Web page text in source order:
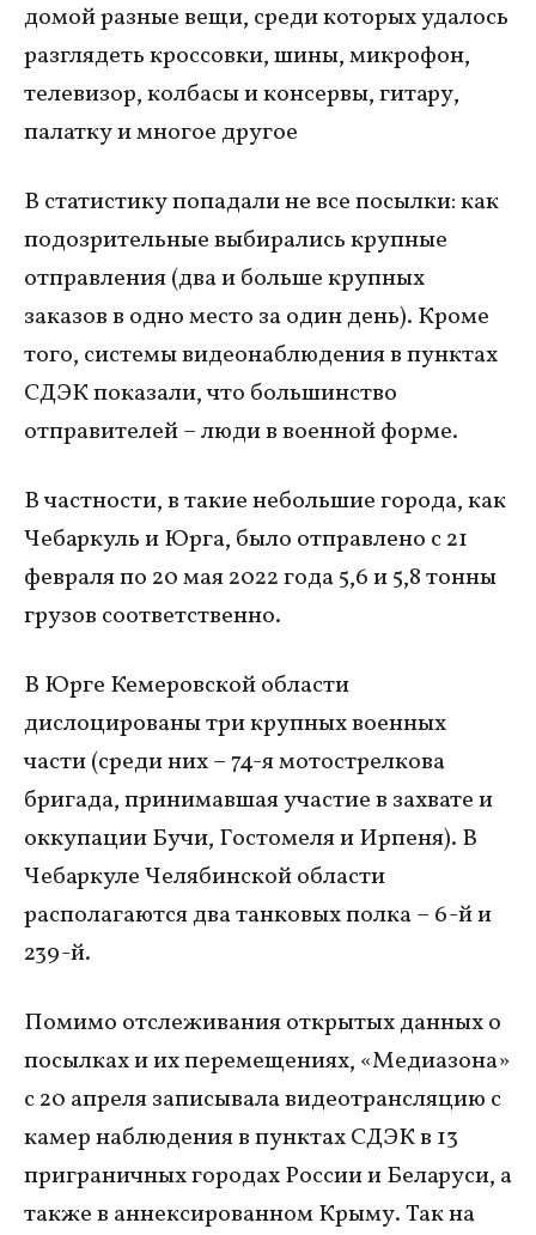
домой разные вещи, среди которых удалось
разглядеть кроссовки, шины, микрофон,
телевизор, колбасы и консервы, гитару,
палатку и многое другое
В статистику попадали не все посылки: как
подозрительные выбирались крупные
отправления (два и больше крупных
заказов в одно место за один день). Кроме
того, системы видеонаблюдения в пунктах
СДЭК показали, что большинство
отправителей – люди в военной форме.
В частности, в такие небольшие города, как
Чебаркуль и Юрга, было отправлено с 21
февраля по 20 мая 2022 года 5,6 и 5,8 тонны
грузов соответственно.
В Юрге Кемеровской области
дислоцированы три крупных военных
части (среди них – 74-я мотострелкова
бригада, принимавшая участие в захвате и
оккупации Бучи, Гостомеля и Ирпеня). В
Чебаркуле Челябинской области
располагаются два танковых полка – 6-й и
239-й.
Помимо отслеживания открытых данных о
посылках и их перемещениях, «Медиазона»
с 20 апреля записывала видеотрансляцию с
камер наблюдения в пунктах СДЭК в 13
приграничных городах России и Беларуси, а
также в аннексированном Крыму. Так на